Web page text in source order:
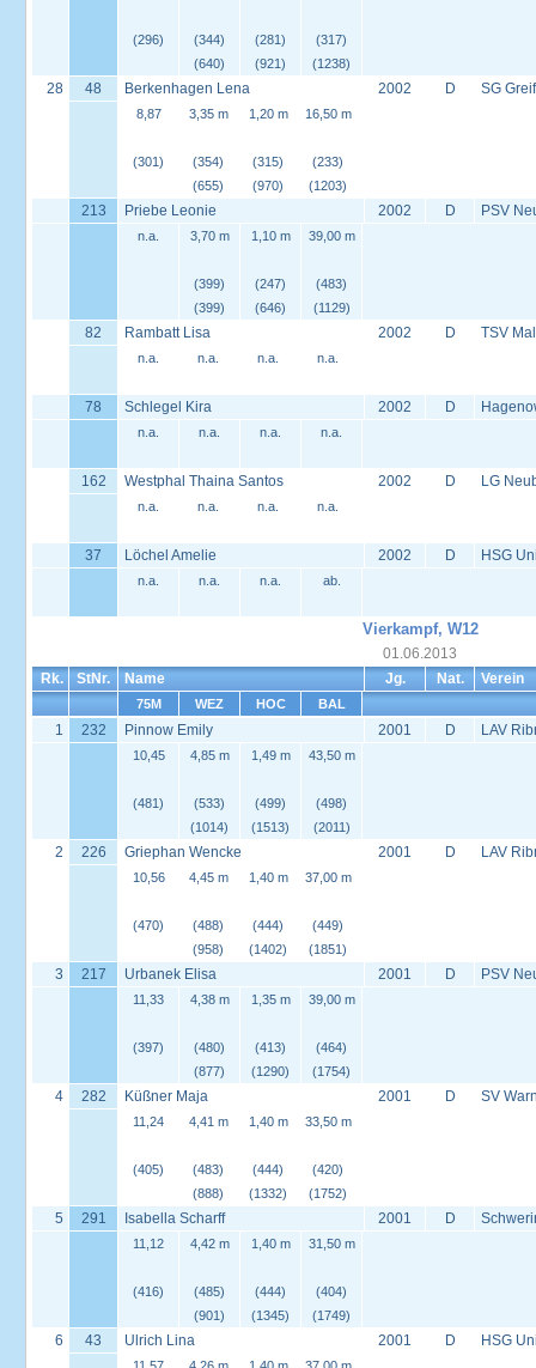
(296)
(344)
(640)
(281)
(921)
(317)
(1238)
28 48 Berkenhagen Lena 2002 D SG
8,87
(301)
3,35 m
(354)
(655)
1,20 m
(315)
(970)
16,50 m
(233)
(1203)
213 Priebe Leonie 2002 D PSV
n.a. 3,70 m
(399)
(399)
1,10 m
(247)
(646)
39,00 m
(483)
(1129)
82 Rambatt Lisa 2002 D TSV
n.a. n.a. n.a. n.a.
78 Schlegel Kira 2002 D
n.a. n.a. n.a. n.a.
162 Westphal Thaina Santos 2002 D LG
n.a. n.a. n.a. n.a.
37 Löchel Amelie 2002 D HSG
n.a. n.a. n.a. ab.
Vierkampf, W12
01.06.2013
Rk.
StNr. Name Jg. Nat. Verein
75M WEZ HOC BAL
1 232 Pinnow Emily 2001 D LAV
10,45
(481)
4,85 m
(533)
(1014)
1,49 m
(499)
(1513)
43,50 m
(498)
(2011)
2 226 Griephan Wencke 2001 D LAV
10,56
(470)
4,45 m
(488)
(958)
1,40 m
(444)
(1402)
37,00 m
(449)
(1851)
3 217 Urbanek Elisa 2001 D PSV
11,33
(397)
4,38 m
(480)
(877)
1,35 m
(413)
(1290)
39,00 m
(464)
(1754)
4 282 Küßner Maja 2001 D SV
11,24
(405)
4,41 m
(483)
(888)
1,40 m
(444)
(1332)
33,50 m
(420)
(1752)
5 291 Isabella Scharff 2001 D
11,12
(416)
4,42 m
(485)
(901)
1,40 m
(444)
(1345)
31,50 m
(404)
(1749)
6 43 Ulrich Lina 2001 D HSG